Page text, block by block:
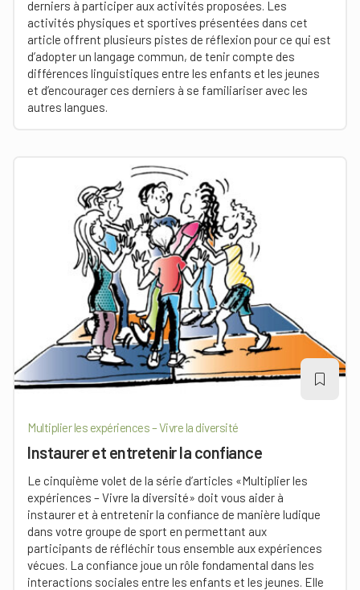
derniers à participer aux activités proposées. Les
activités physiques et sportives présentées dans cet
article offrent plusieurs pistes de réflexion pour ce qui est
d’adopter un langage commun, de tenir compte des
différences linguistiques entre les enfants et les jeunes
et d’encourager ces derniers à se familiariser avec les
autres langues.
Multiplier les expériences – Vivre la diversité
Instaurer et entretenir la confiance
Le cinquième volet de la série d’articles «Multiplier les
expériences – Vivre la diversité» doit vous aider à
instaurer et à entretenir la confiance de manière ludique
dans votre groupe de sport en permettant aux
participants de réfléchir tous ensemble aux expériences
vécues. La confiance joue un rôle fondamental dans les
interactions sociales entre les enfants et les jeunes. Elle